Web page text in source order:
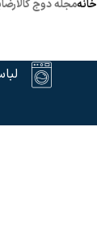
خانهمجله دوج کالا